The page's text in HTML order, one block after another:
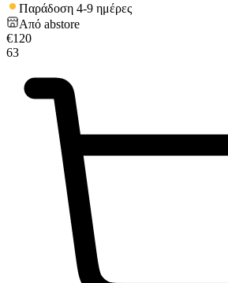
Παράδοση 4-9 ημέρες
Από abstore
€120
63